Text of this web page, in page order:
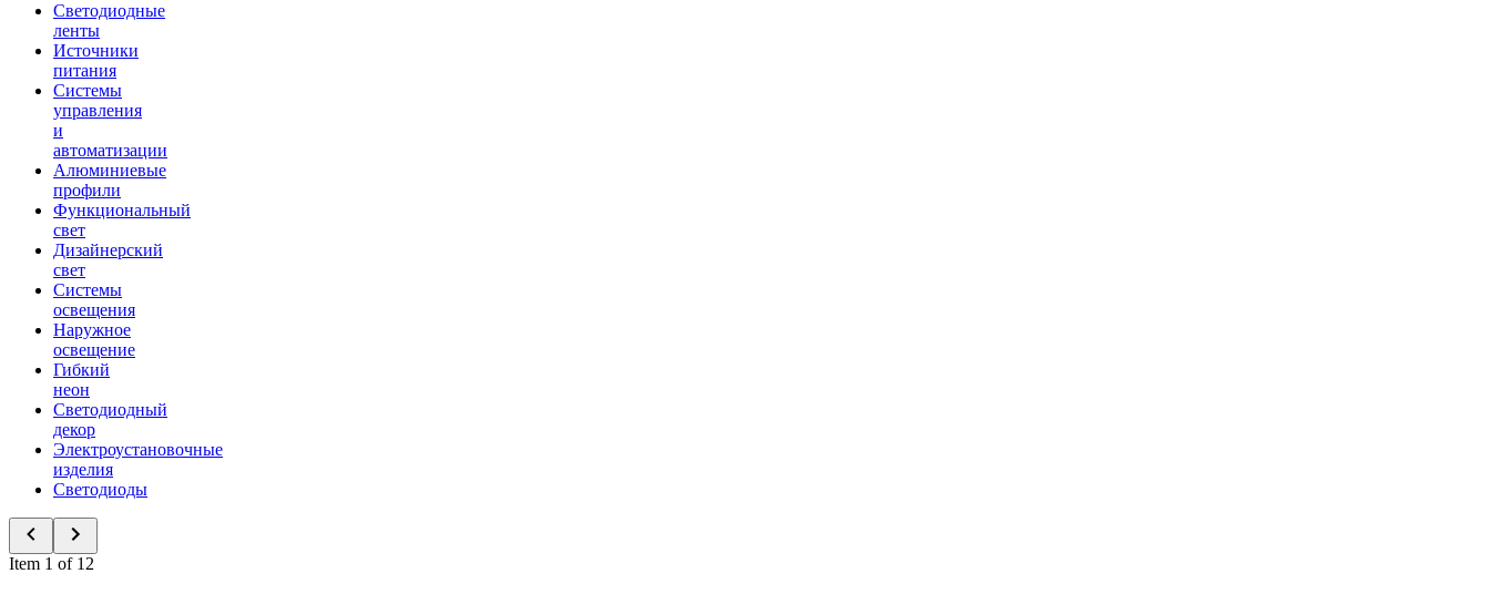
Светодиодные
ленты
Источники
питания
Системы
управления
и
автоматизации
Алюминиевые
профили
Функциональный
свет
Дизайнерский
свет
Системы
освещения
Наружное
освещение
Гибкий
неон
Светодиодный
декор
Электроустановочные
изделия
Светодиоды
Item 1 of 12